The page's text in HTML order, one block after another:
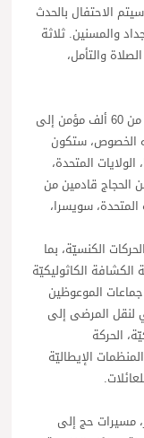
30 أيار وحتى الأحد 1 حزيران 2025، سيتم الاحتفال بالحدث
والمسنين. ثلاثة
والتأمل،
ومن المتوقّع أن يجذب هذا الحدث اليوبيلي أكثر من 60 ألف مؤمن إلى
وجه الخصوص، ستكون
المتحدة،
الحجاج قادمين من
المتحدة، سويسرا،
الكنسيّة، بما
الكاثوليكيّة
جماعات الموعوظين
لنقل المرضى إلى
الحركة
الإيطاليّة
من اليوبيل، الجمعة 30 أيار، مسيرات حج إلى